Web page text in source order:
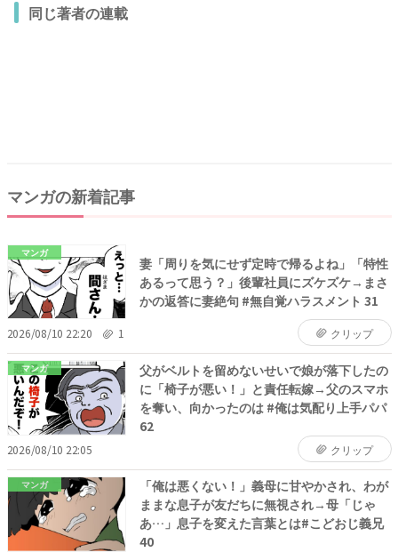
同じ著者の連載
マンガの新着記事
マンガ
妻「周りを気にせず定時で帰るよね」「特性
あるって思う？」後輩社員にズケズケ→まさ
かの返答に妻絶句 #無自覚ハラスメント 31
2026/08/10 22:20 1 クリップ
マンガ
父がベルトを留めないせいで娘が落下したの
に「椅子が悪い！」と責任転嫁→父のスマホ
を奪い、向かったのは #俺は気配り上手パパ
62
2026/08/10 22:05 クリップ
マンガ
「俺は悪くない！」義母に甘やかされ、わが
ままな息子が友だちに無視され→母「じゃ
あ…」息子を変えた言葉とは#こどおじ義兄
40